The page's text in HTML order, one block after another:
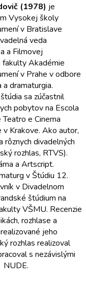
(1978) je
Vysokej školy
v Bratislave
veda
a Filmovej
fakulty Akadémie
v Prahe v odbore
a dramaturgia.
sa zúčastnil
pobytov na Escola
e Cinema
Krakove. Ako autor,
rôznych divadelných
rozhlas, RTVS).
a Artscript.
v Štúdiu 12.
v Divadelnom
štúdium na
VŠMU. Recenzie
rozhlase a
jeho
rozhlas realizoval
s nezávislými
NUDE.